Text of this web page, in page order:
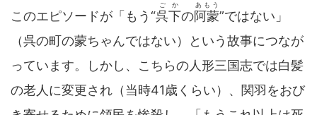
このエピソードが「もう“呉下
ごか
の阿蒙
あもう
”ではない」
（呉の町の蒙ちゃんではない）という故事につなが
っています。しかし、こちらの人形三国志では白髪
の老人に変更され（当時41歳くらい）、関羽をおび